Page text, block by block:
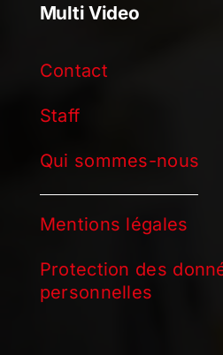
Multi Video
Contact
Staff
Qui sommes-nous
Mentions légales
Protection des
personnelles